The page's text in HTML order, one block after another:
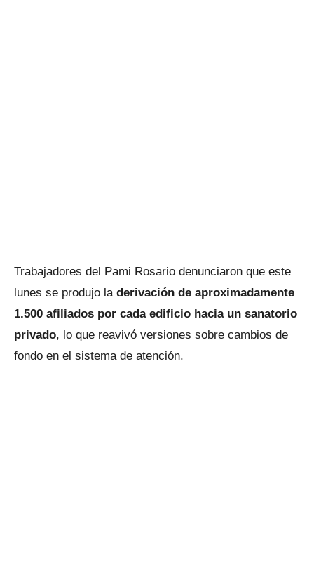
Trabajadores del Pami Rosario denunciaron que este
lunes se produjo laderivación de aproximadamente
1.500 afiliados por cada edificio hacia un sanatorio
privado, lo que reavivó versiones sobre cambios de
fondo en el sistema de atención.